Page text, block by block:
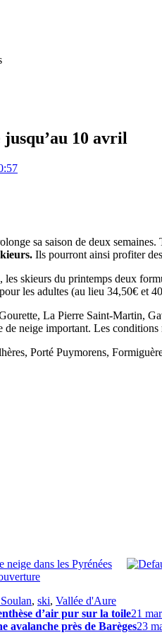
10 avril
sa saison de deux
Ils pourront ainsi profiter
skieurs du printemps deux
les adultes (au lieu 34,50€ et
La Pierre Saint-Martin,
de neige important. Les
Porté Puymorens,
neige dans les Pyrénées
, ski, Vallée d'Aure
d’air pur sur la toile21
avalanche près de Barèges23